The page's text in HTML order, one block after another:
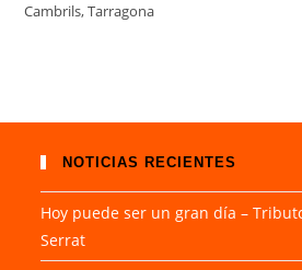
Cambrils, Tarragona
NOTICIAS RECIENTES
Hoy puede ser un gran día –
Serrat